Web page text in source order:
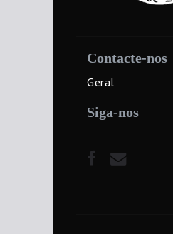
Contacte-nos
Geral
Siga-nos